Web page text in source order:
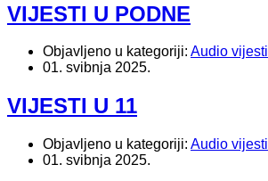
VIJESTI U PODNE
Objavljeno u kategoriji: Audio vijesti
01. svibnja 2025.
VIJESTI U 11
Objavljeno u kategoriji: Audio vijesti
01. svibnja 2025.